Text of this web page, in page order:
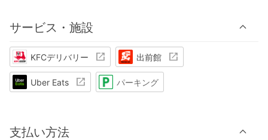
サービス・施設
KFCデリバリー 出前館
Uber Eats パーキング
支払い方法